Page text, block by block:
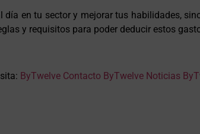
en tu sector y mejorar tus habilidades,
y requisitos para poder deducir estos
ByTwelve Contacto ByTwelve Noticias